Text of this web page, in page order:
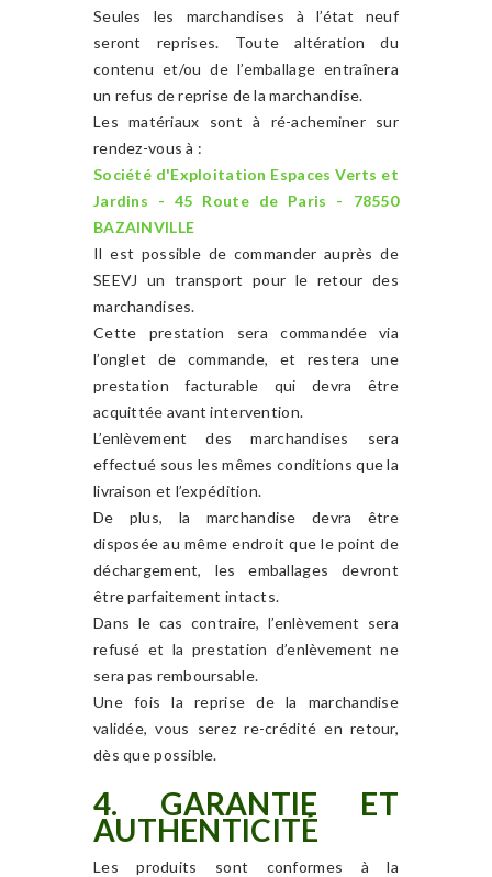
Seules les marchandises à l’état neuf
seront reprises. Toute altération du
contenu et/ou de l’emballage entraînera
un refus de reprise de la marchandise.
Les matériaux sont à ré-acheminer sur
rendez-vous à :
Société d'Exploitation Espaces Verts et
Jardins - 45 Route de Paris - 78550
BAZAINVILLE
Il est possible de commander auprès de
SEEVJ un transport pour le retour des
marchandises.
Cette prestation sera commandée via
l’onglet de commande, et restera une
prestation facturable qui devra être
acquittée avant intervention.
L’enlèvement des marchandises sera
effectué sous les mêmes conditions que la
livraison et l’expédition.
De plus, la marchandise devra être
disposée au même endroit que le point de
déchargement, les emballages devront
être parfaitement intacts.
Dans le cas contraire, l’enlèvement sera
refusé et la prestation d’enlèvement ne
sera pas remboursable.
Une fois la reprise de la marchandise
validée, vous serez re-crédité en retour,
dès que possible.
4. GARANTIE ET
AUTHENTICITÉ
Les produits sont conformes à la